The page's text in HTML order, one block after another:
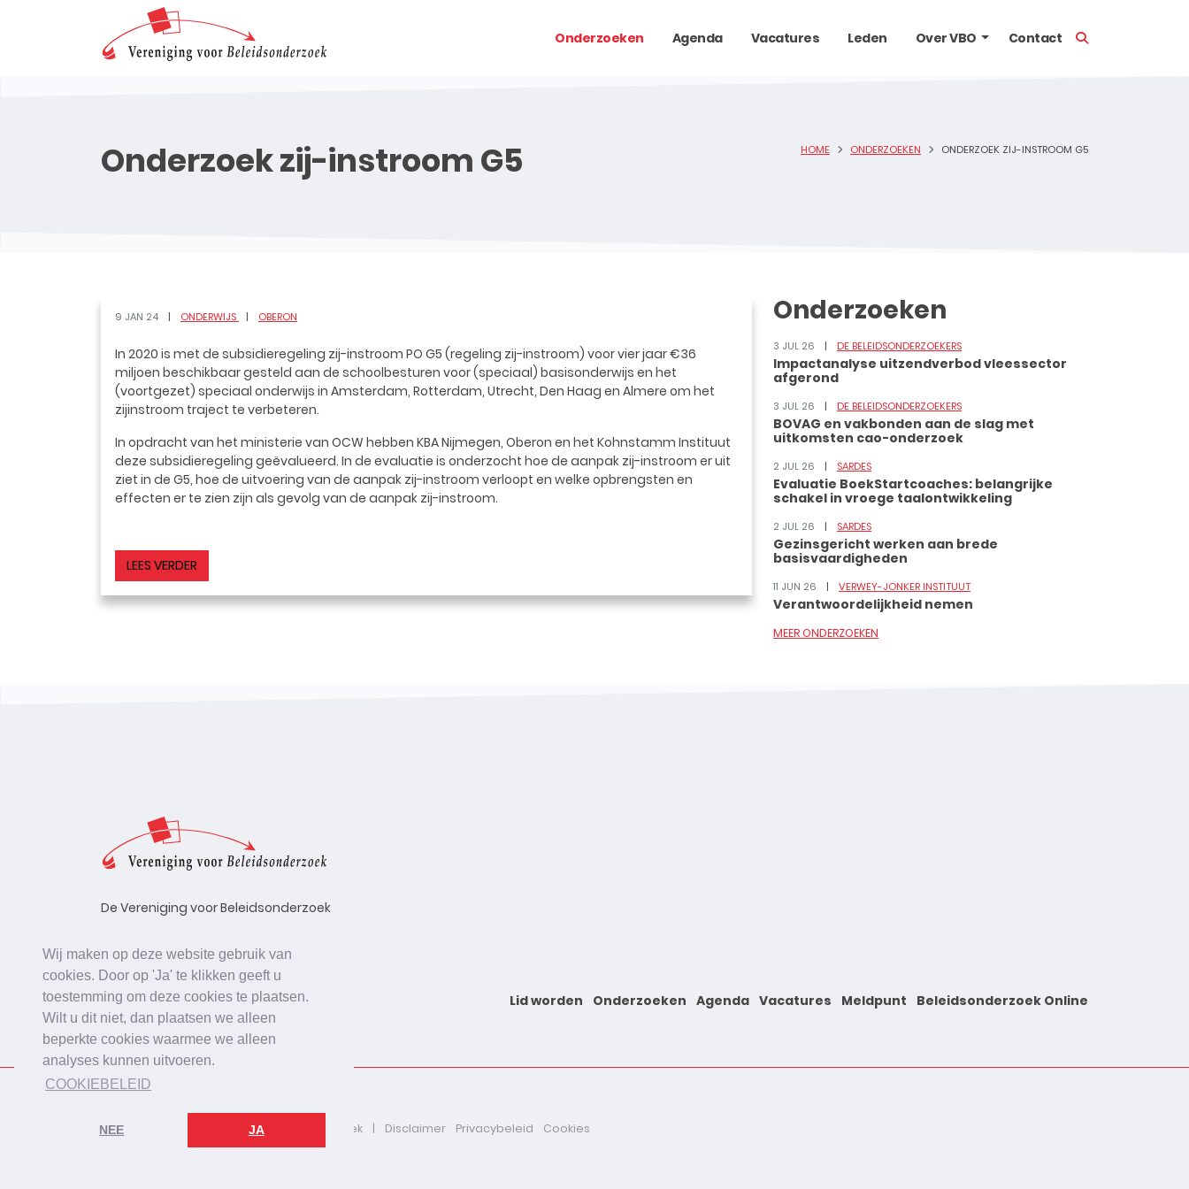
Wij maken op deze website gebruik van
cookies. Door op 'Ja' te klikken geeft u
toestemming om deze cookies te plaatsen.
Wilt u dit niet, dan plaatsen we alleen
beperkte cookies waarmee we alleen
analyses kunnen uitvoeren.
COOKIEBELEID
NEE JA
Onderzoeken Agenda Vacatures Leden Over VBO Contact
Onderzoek zij-instroom G5 HOME ONDERZOEKEN ONDERZOEK ZIJ-INSTROOM G5
9 JAN 24 ONDERWIJS OBERON
In 2020 is met de subsidieregeling zij-instroom PO G5 (regeling zij-instroom) voor vier jaar €36
miljoen beschikbaar gesteld aan de schoolbesturen voor (speciaal) basisonderwijs en het
(voortgezet) speciaal onderwijs in Amsterdam, Rotterdam, Utrecht, Den Haag en Almere om het
zijinstroom traject te verbeteren.
In opdracht van het ministerie van OCW hebben KBA Nijmegen, Oberon en het Kohnstamm Instituut
deze subsidieregeling geëvalueerd. In de evaluatie is onderzocht hoe de aanpak zij-instroom er uit
ziet in de G5, hoe de uitvoering van de aanpak zij-instroom verloopt en welke opbrengsten en
effecten er te zien zijn als gevolg van de aanpak zij-instroom.
LEES VERDER
Onderzoeken
3 JUL 26 DE BELEIDSONDERZOEKERS
Impactanalyse uitzendverbod vleessector
afgerond
3 JUL 26 DE BELEIDSONDERZOEKERS
BOVAG en vakbonden aan de slag met
uitkomsten cao-onderzoek
2 JUL 26 SARDES
Evaluatie BoekStartcoaches: belangrijke
schakel in vroege taalontwikkeling
2 JUL 26 SARDES
Gezinsgericht werken aan brede
basisvaardigheden
11 JUN 26 VERWEY-JONKER INSTITUUT
Verantwoordelijkheid nemen
MEER ONDERZOEKEN
De Vereniging voor Beleidsonderzoek
bevorderen van beleidsonderzoek,
uitgevoerd in opdracht van
beleidsinstanties, uitvoerende
organisaties en bedrijfsleven.
Lid worden Onderzoeken Agenda Vacatures Meldpunt Beleidsonderzoek Online
2026 © De Vereniging voor Beleidsonderzoek Disclaimer Privacybeleid Cookies